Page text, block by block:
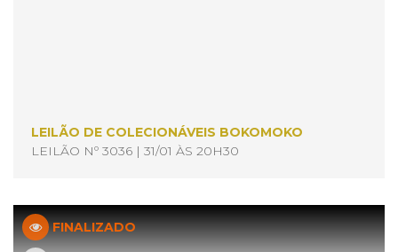
LEILÃO DE COLECIONÁVEIS BOKOMOKO
LEILÃO Nº 3036 | 31/01 ÀS 20H30
FINALIZADO